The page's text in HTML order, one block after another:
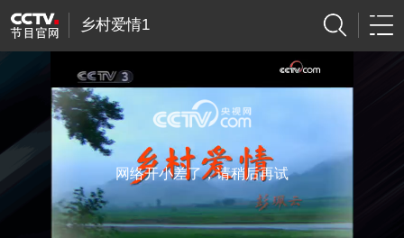
乡村爱情1
网络开小差了，请稍后再试